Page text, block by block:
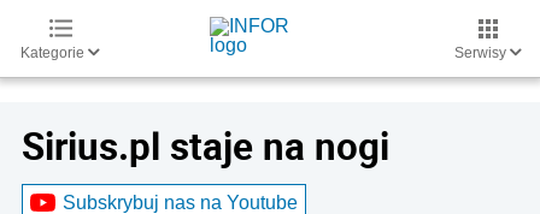
Kategorie Serwisy
Sirius.pl staje na nogi
Subskrybuj nas na Youtube